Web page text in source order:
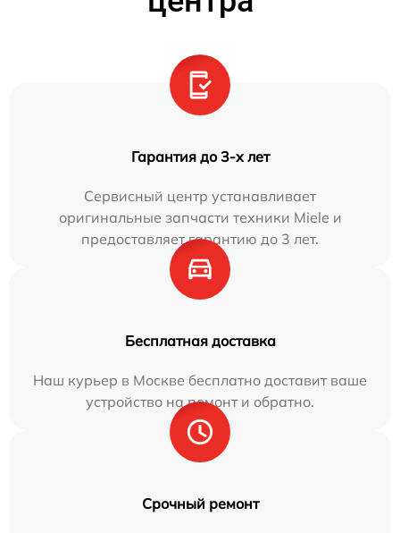
Гарантия до 3-х лет
Сервисный центр устанавливает
оригинальные запчасти техники Miele и
предоставляет гарантию до 3 лет.
Бесплатная доставка
Наш курьер в Москве бесплатно доставит ваше
устройство на ремонт и обратно.
Срочный ремонт